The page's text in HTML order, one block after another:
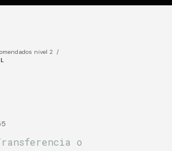
nivel 2 /
o